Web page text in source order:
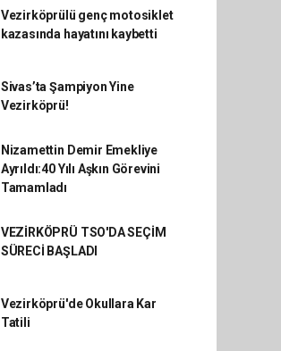
Vezirköprülü genç motosiklet
kazasında hayatını kaybetti
Sivas’ta Şampiyon Yine
Vezirköprü!
Nizamettin Demir Emekliye
Ayrıldı:40 Yılı Aşkın Görevini
Tamamladı
VEZİRKÖPRÜ TSO'DA SEÇİM
SÜRECİ BAŞLADI
Vezirköprü'de Okullara Kar
Tatili